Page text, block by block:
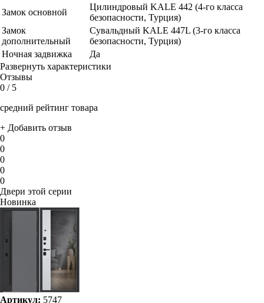
Замок основной
Цилиндровый KALE 442 (4-го класса
безопасности, Турция)
Замок
дополнительный
Сувальдный KALE 447L (3-го класса
безопасности, Турция)
Ночная задвижка
Да
Развернуть характеристики
Отзывы
0 / 5
средний рейтинг товара
+ Добавить отзыв
0
0
0
0
0
Двери этой серии
Новинка
Артикул: 5747